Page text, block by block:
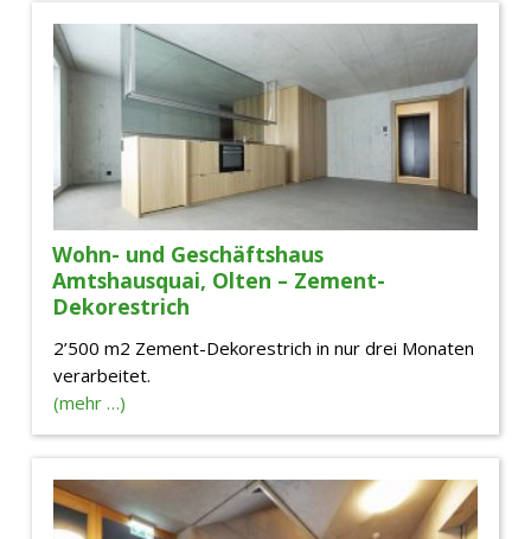
Wohn- und Geschäftshaus
Amtshausquai, Olten – Zement-
Dekorestrich
2’500 m2 Zement-Dekorestrich in nur drei Monaten
verarbeitet.
(mehr …)